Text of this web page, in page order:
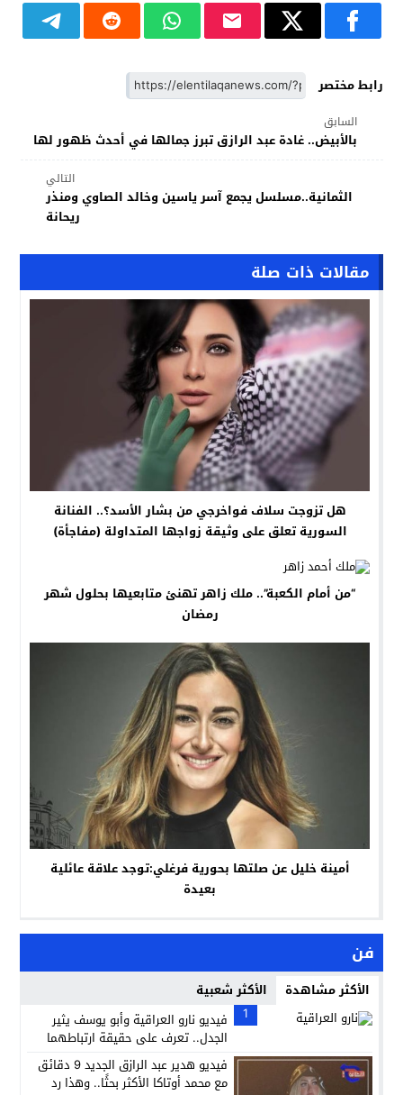
رابط مختصر
السابق
بالأبيض.. غادة عبد الرازق تبرز جمالها في أحدث ظهور لها
التالي
الثمانية..مسلسل يجمع آسر ياسين وخالد الصاوي ومنذر
ريحانة
مقالات ذات صلة
هل تزوجت سلاف فواخرجي من بشار الأسد؟.. الفنانة
السورية تعلق على وثيقة زواجها المتداولة (مفاجأة)
“من أمام الكعبة”.. ملك زاهر تهنئ متابعيها بحلول شهر
رمضان
أمينة خليل عن صلتها بحورية فرغلي:توجد علاقة عائلية
بعيدة
فن
الأكثر مشاهدة
الأكثر شعبية
1
فيديو نارو العراقية وأبو يوسف يثير
الجدل.. تعرف على حقيقة ارتباطهما
فيديو هدير عبد الرازق الجديد 9 دقائق
مع محمد أوتاكا الأكثر بحثًا.. وهذا رد